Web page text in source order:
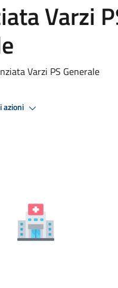
Varzi
Varzi PS Generale
azioni